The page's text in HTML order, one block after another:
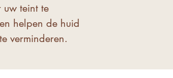
teint te
helpen de huid
verminderen.